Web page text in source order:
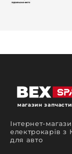
магазин
Інтернет-
електрокарів з
для авто